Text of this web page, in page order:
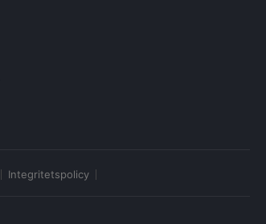
Integritetspolicy